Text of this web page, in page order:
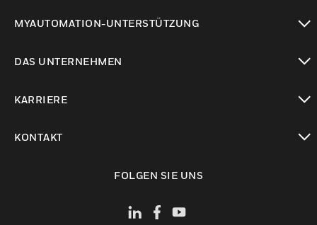
MYAUTOMATION-UNTERSTÜTZUNG
DAS UNTERNEHMEN
KARRIERE
KONTAKT
FOLGEN SIE UNS